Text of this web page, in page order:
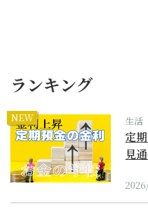
ランキング
NEW 生活
定
見